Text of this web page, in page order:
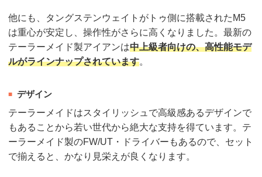
他にも、タングステンウェイトがトゥ側に搭載されたM5
は重心が安定し、操作性がさらに高くなりました。最新の
テーラーメイド製アイアンは中上級者向けの、高性能モデ
ルがラインナップされています。
デザイン
テーラーメイドはスタイリッシュで高級感あるデザインで
もあることから若い世代から絶大な支持を得ています。テ
ーラーメイド製のFW/UT・ドライバーもあるので、セット
で揃えると、かなり見栄えが良くなります。